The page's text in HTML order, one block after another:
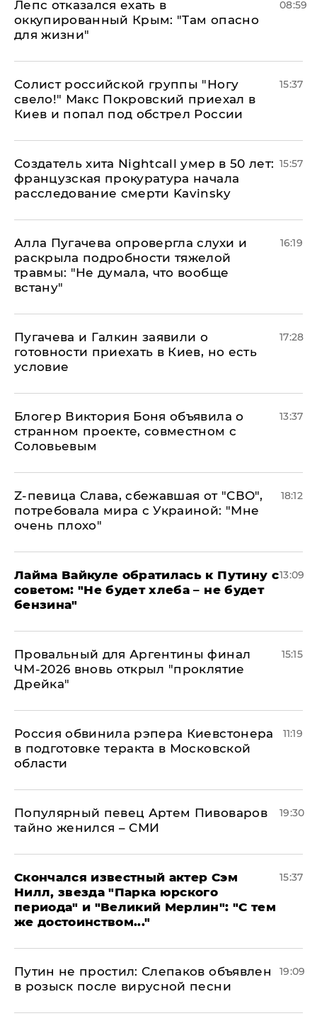
Лепс отказался ехать в
оккупированный Крым: "Там опасно
для жизни"
08:59
Солист российской группы "Ногу
свело!" Макс Покровский приехал в
Киев и попал под обстрел России
15:37
Создатель хита Nightcall умер в 50 лет:
французская прокуратура начала
расследование смерти Kavinsky
15:57
Алла Пугачева опровергла слухи и
раскрыла подробности тяжелой
травмы: "Не думала, что вообще
встану"
16:19
Пугачева и Галкин заявили о
готовности приехать в Киев, но есть
условие
17:28
Блогер Виктория Боня объявила о
странном проекте, совместном с
Соловьевым
13:37
Z-певица Слава, сбежавшая от "СВО",
потребовала мира с Украиной: "Мне
очень плохо"
18:12
Лайма Вайкуле обратилась к Путину с
советом: "Не будет хлеба – не будет
бензина"
13:09
Провальный для Аргентины финал
ЧМ-2026 вновь открыл "проклятие
Дрейка"
15:15
Россия обвинила рэпера Киевстонера
в подготовке теракта в Московской
области
11:19
Популярный певец Артем Пивоваров
тайно женился – СМИ
19:30
Скончался известный актер Сэм
Нилл, звезда "Парка юрского
периода" и "Великий Мерлин": "С тем
же достоинством..."
15:37
Путин не простил: Слепаков объявлен
в розыск после вирусной песни
19:09